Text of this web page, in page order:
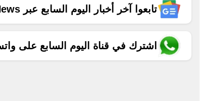
تابعوا آخر أخبار اليوم السابع عبر Google News
اشترك في قناة اليوم السابع على